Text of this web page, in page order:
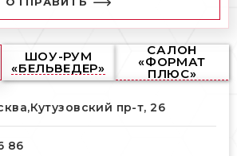
ШОУ-РУМ
«БЕЛЬВЕДЕР»
САЛОН
«ФОРМАТ
ПЛЮС»
Кутузовский пр-т, 26
86